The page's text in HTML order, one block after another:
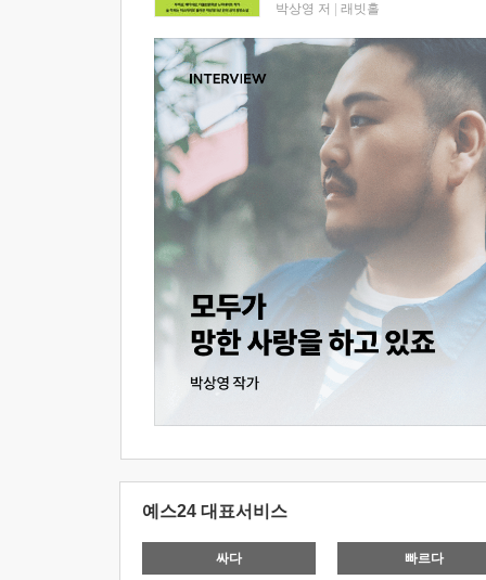
박상영 저 래빗홀
예스24 대표서비스
싸다 빠르다